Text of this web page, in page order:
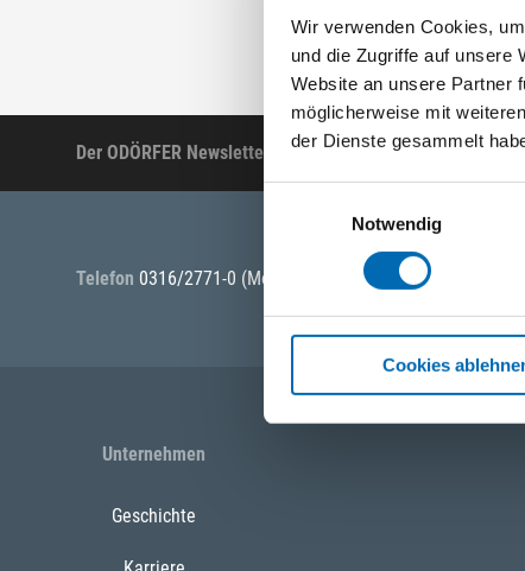
Wir verwenden Cookies,
und die Zugriffe auf unsere
Website an unsere Partner
möglicherweise mit
der Dienste gesammelt
Einwilligungsauswahl
Notwendig
Cookies
Der ODÖRFER Newsletter Produktneuheiten,
Telefon 0316/2771-0 (Mo - Do: 07:30 - 17:00 Uhr Fr: 07:30 -
Unternehmen
Geschichte